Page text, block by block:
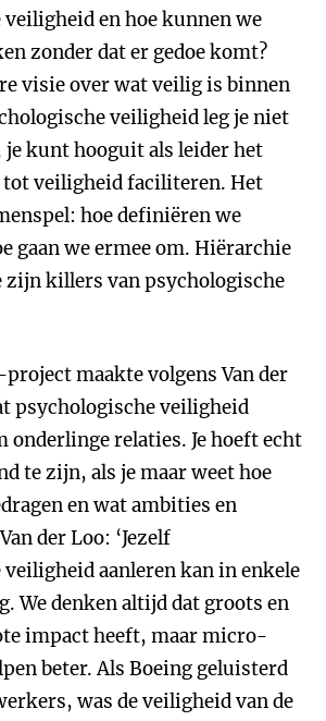
en hoe kunnen we
zonder dat er gedoe komt?
visie over wat veilig is binnen
veiligheid leg je niet
je kunt hooguit als leider het
tot veiligheid faciliteren. Het
hoe definiëren we
gaan we ermee om. Hiërarchie
zijn killers van psychologische
maakte volgens Van der
psychologische veiligheid
onderlinge relaties. Je hoeft echt
te zijn, als je maar weet hoe
en wat ambities en
der Loo: ‘Jezelf
aanleren kan in enkele
We denken altijd dat groots en
impact heeft, maar micro-
beter. Als Boeing geluisterd
was de veiligheid van de